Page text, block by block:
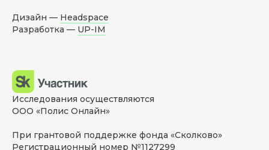
Дизайн — Headspace
Разработка — UP-IM
Исследования осуществляются
ООО «Полис Онлайн»
При грантовой поддержке фонда «Сколково»
Регистрационный номер №1127299